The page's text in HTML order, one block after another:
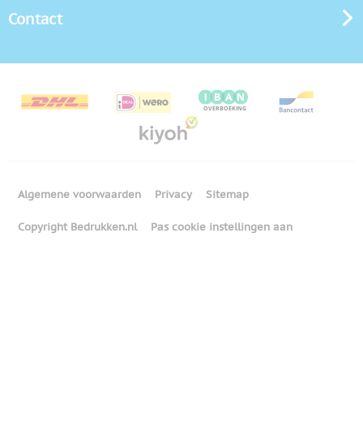
Contact
Algemene voorwaarden Privacy Sitemap
Copyright Bedrukken.nl Pas cookie instellingen aan